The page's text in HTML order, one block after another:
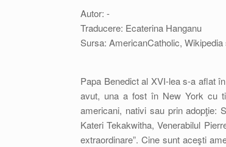
Autor: -
Traducere: Ecaterina Hanganu
Sursa: AmericanCatholic, Wikipedia
Papa Benedict al XVI-lea s-a aflat
avut, una a fost în New York cu
americani, nativi sau prin adopţie:
Kateri Tekakwitha, Venerabilul
extraordinare”. Cine sunt aceşti